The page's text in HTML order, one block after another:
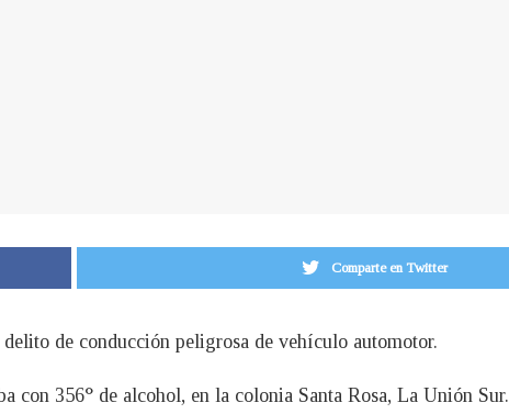
Comparte en Twitter
de conducción peligrosa de vehículo automotor.
con 356° de alcohol, en la colonia Santa Rosa, La Unión Sur.